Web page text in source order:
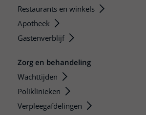
Restaurants en winkels
Apotheek
Gastenverblijf
Zorg en behandeling
Wachttijden
Poliklinieken
Verpleegafdelingen